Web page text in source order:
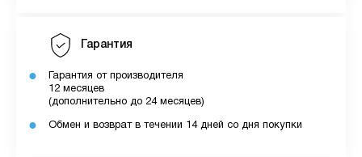
Гарантия
Гарантия от производителя
12 месяцев
(дополнительно до 24 месяцев)
Обмен и возврат в течении 14 дней со дня покупки